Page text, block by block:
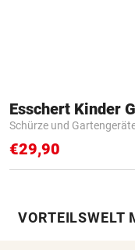
Schürze und
€29,90
VORTEILSWELT